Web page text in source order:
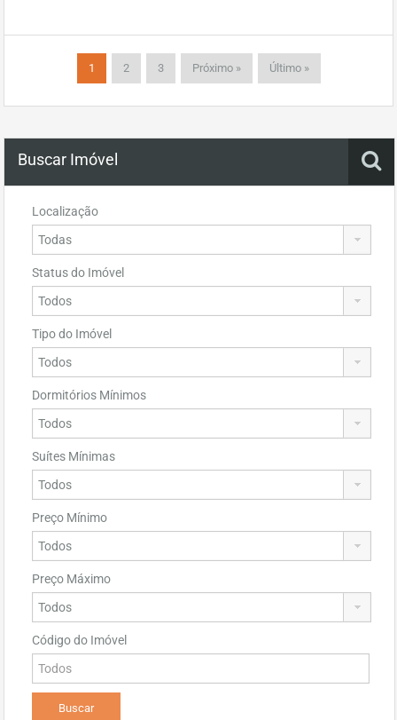
1 2 3 Próximo » Último »
Buscar Imóvel
Localização
Status do Imóvel
Tipo do Imóvel
Dormitórios Mínimos
Suítes Mínimas
Preço Mínimo
Preço Máximo
Código do Imóvel